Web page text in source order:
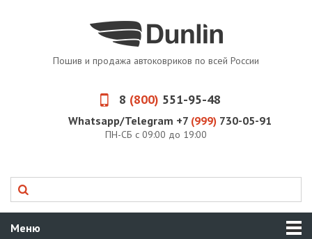
Пошив и продажа автоковриков по всей России
8 (800) 551-95-48
Whatsapp/Telegram +7 (999) 730-05-91
ПН-СБ с 09:00 до 19:00
Меню